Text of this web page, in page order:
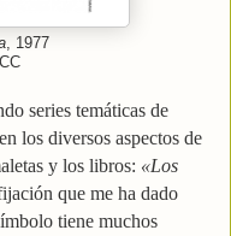
, 1977
series temáticas de
los diversos aspectos de
y los libros: «Los
que me ha dado
tiene muchos